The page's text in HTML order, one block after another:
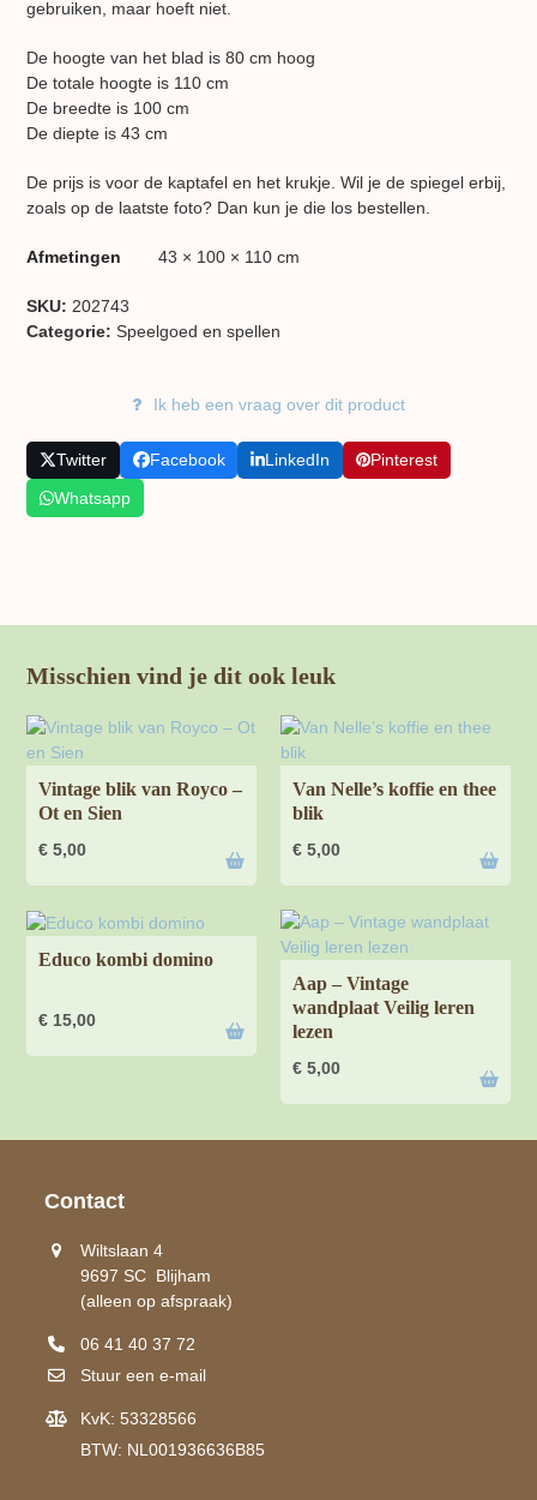
gebruiken, maar hoeft niet.
De hoogte van het blad is 80 cm hoog
De totale hoogte is 110 cm
De breedte is 100 cm
De diepte is 43 cm
De prijs is voor de kaptafel en het krukje. Wil je de spiegel erbij,
zoals op de laatste foto? Dan kun je die los bestellen.
Afmetingen 43 × 100 × 110 cm
SKU: 202743
Categorie:Speelgoed en spellen
Ik heb een vraag over dit product
Twitter Facebook LinkedIn
Pinterest
Whatsapp
Misschien vind je dit ook leuk
Vintage blik van Royco –
Ot en Sien
€ 5,00
Van Nelle’s koffie en thee
blik
€ 5,00
Educo kombi domino
€ 15,00
Aap – Vintage
wandplaat Veilig leren
lezen
€ 5,00
Contact
Wiltslaan 4
9697 SC Blijham
(alleen op afspraak)
06 41 40 37 72
Stuur een e-mail
KvK: 53328566
BTW: NL001936636B85